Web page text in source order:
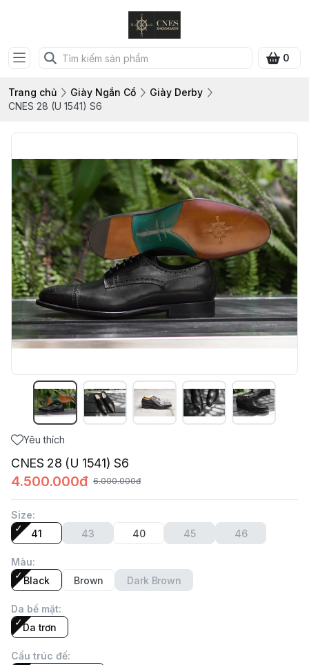
0
Trang chủ Giày Ngắn Cổ
Giày Derby
CNES 28 (U 1541) S6
Yêu thích
CNES 28 (U 1541) S6
4.500.000đ 6.000.000đ
Size:
41
43 40 45 46
Màu:
Black
Brown Dark Brown
Da bề mặt:
Da trơn
Cấu trúc đế: